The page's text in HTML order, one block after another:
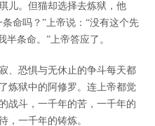
儿。但猫却选择去炼狱，他
命吗？”上帝说：“没有这个先
半条命。”上帝答应了。
恐惧与无休止的争斗每天都
炼狱中的阿修罗。连上帝都觉
战斗，一千年的苦，一千年的
，一千年的铸炼。